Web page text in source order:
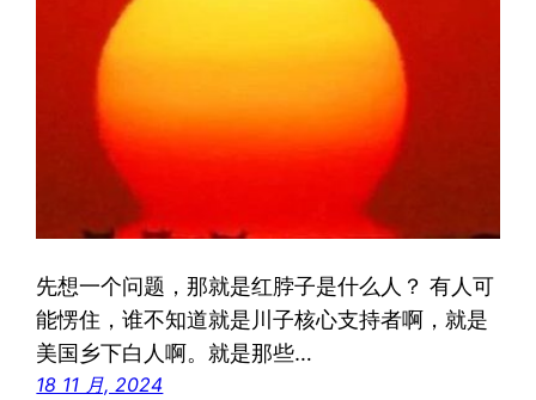
先想一个问题，那就是红脖子是什么人？ 有人可
能愣住，谁不知道就是川子核心支持者啊，就是
美国乡下白人啊。就是那些…
18 11 月, 2024